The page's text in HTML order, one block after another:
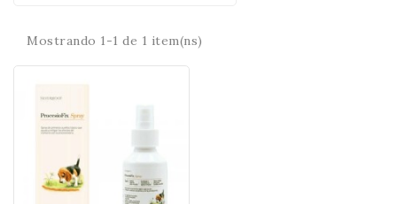
Mostrando 1-1 de 1 item(ns)